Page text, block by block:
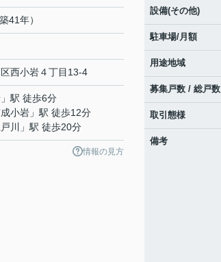
41年）
西小岩４丁目13-4
」駅 徒歩6分
小岩 」駅 徒歩12分
川 」駅 徒歩20分
情報の見方
設備(その他)
駐車場/月額
用途地域
募集戸数 / 総戸数
取引態様
備考